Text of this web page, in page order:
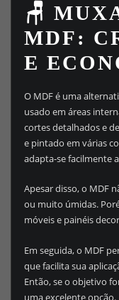
🪑
MDF:
E
O MDF é uma
usado em áreas
cortes detalhados e
e pintado em várias
adapta-se facilmente
Apesar disso, o MDF
ou muito úmidas.
móveis e painéis
Em seguida, o MDF
que facilita sua
Então, se o objetivo
uma excelente opção.